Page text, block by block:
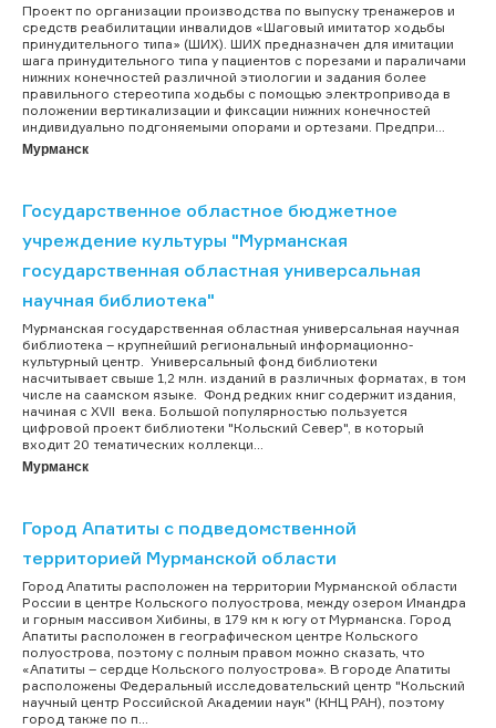
Проект по организации производства по выпуску тренажеров и
средств реабилитации инвалидов «Шаговый имитатор ходьбы
принудительного типа» (ШИХ). ШИХ предназначен для имитации
шага принудительного типа у пациентов с порезами и параличами
нижних конечностей различной этиологии и задания более
правильного стереотипа ходьбы с помощью электропривода в
положении вертикализации и фиксации нижних конечностей
индивидуально подгоняемыми опорами и ортезами. Предпри...
Мурманск
Государственное областное бюджетное
учреждение культуры "Мурманская
государственная областная универсальная
научная библиотека"
Мурманская государственная областная универсальная научная
библиотека – крупнейший региональный информационно-
культурный центр. Универсальный фонд библиотеки
насчитывает свыше 1,2 млн. изданий в различных форматах, в том
числе на саамском языке. Фонд редких книг содержит издания,
начиная с XVII века. Большой популярностью пользуется
цифровой проект библиотеки "Кольский Север", в который
входит 20 тематических коллекци...
Мурманск
Город Апатиты с подведомственной
территорией Мурманской области
Город Апатиты расположен на территории Мурманской области
России в центре Кольского полуострова, между озером Имандра
и горным массивом Хибины, в 179 км к югу от Мурманска. Город
Апатиты расположен в географическом центре Кольского
полуострова, поэтому с полным правом можно сказать, что
«Апатиты – сердце Кольского полуострова». В городе Апатиты
расположены Федеральный исследовательский центр "Кольский
научный центр Российской Академии наук" (КНЦ РАН), поэтому
город также по п...